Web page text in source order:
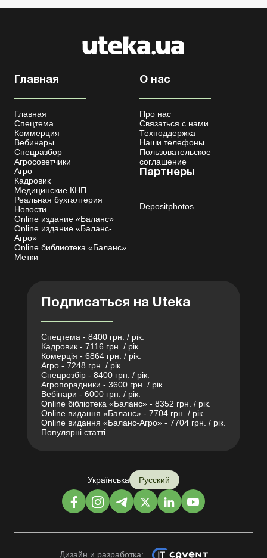
Главная
Главная
Спецтема
Коммерция
Вебинары
Спецразбор
Агросоветчики
Агро
Кадровик
Медицинские КНП
Реальная бухгалтерия
Новости
Online издание «Баланс»
Online издание «Баланс-
Агро»
Online библиотека «Баланс»
Метки
О нас
Про нас
Связаться с нами
Техподдержка
Наши телефоны
Пользовательское
соглашение
Партнеры
Depositphotos
Подписаться на Uteka
Спецтема - 8400 грн. / рік.
Кадровик - 7116 грн. / рік.
Комерція - 6864 грн. / рік.
Агро - 7248 грн. / рік.
Спецрозбір - 8400 грн. / рік.
Агропорадники - 3600 грн. / рік.
Вебінари - 6000 грн. / рік.
Online бібліотека «Баланс» - 8352 грн. / рік.
Online видання «Баланс» - 7704 грн. / рік.
Online видання «Баланс-Агро» - 7704 грн. / рік.
Популярні статті
Українська Русский
Дизайн и разработка: